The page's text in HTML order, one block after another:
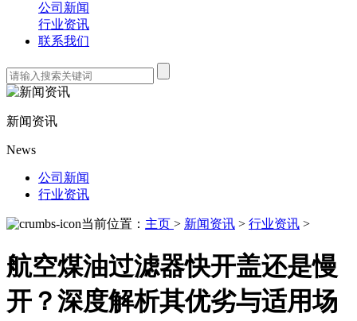
公司新闻
行业资讯
联系我们
新闻资讯
News
公司新闻
行业资讯
当前位置： 主页 > 新闻资讯 > 行业资讯 >
航空煤油过滤器快开盖还是慢
开？深度解析其优劣与适用场